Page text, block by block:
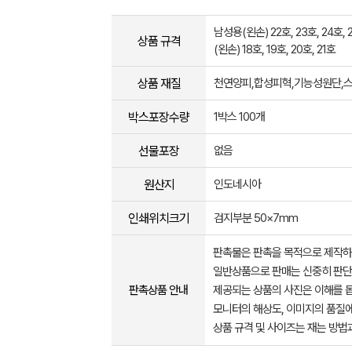
상품 규격
남성용(왼손) 22호, 23호, 24호,
(왼손) 18호, 19호, 20호, 21호
상품 재질 천연양피,합성피혁,기능성원단,
박스포장수량 1박스 100개
선물포장 없음
원산지 인도네시아
인쇄위치크기 검지부분 50×7mm
판촉상품 안내
판촉물은 판촉을 목적으로 제작
일반상품으로 판매는 신중히 판
제공되는 상품의 사진은 이해를
모니터의 해상도, 이미지의 품질
상품 규격 및 사이즈는 재는 방